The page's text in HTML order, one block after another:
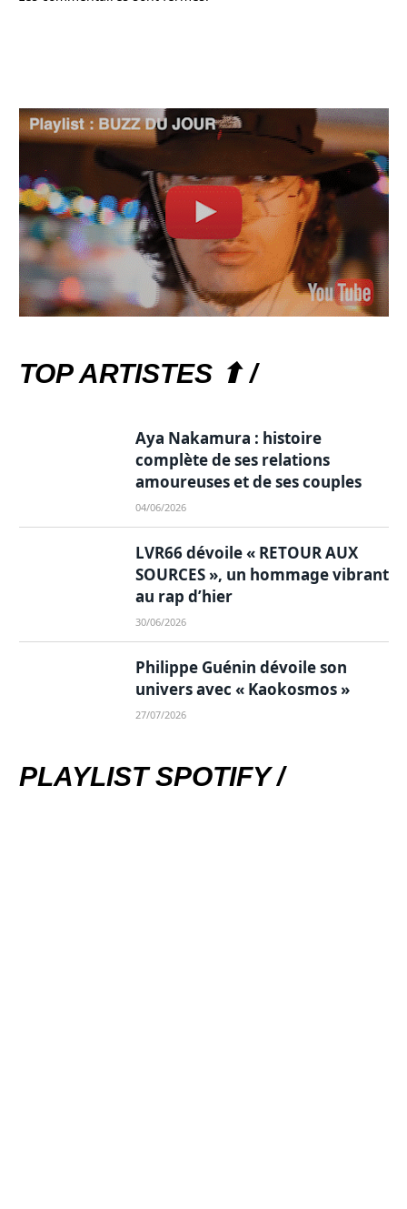
TOP ARTISTES ⬆ /
Aya Nakamura : histoire
complète de ses relations
amoureuses et de ses couples
04/06/2026
LVR66 dévoile « RETOUR AUX
SOURCES », un hommage vibrant
au rap d’hier
30/06/2026
Philippe Guénin dévoile son
univers avec « Kaokosmos »
27/07/2026
PLAYLIST SPOTIFY /